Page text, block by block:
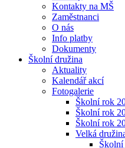
Kontakty na MŠ
Zaměstnanci
O nás
Info platby
Dokumenty
Školní družina
Aktuality
Kalendář akcí
Fotogalerie
Školní rok
Školní rok
Školní rok
Velká